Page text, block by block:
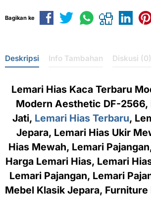
Bagikan ke
Deskripsi Info Tambahan Diskusi (0)
Lemari Hias Kaca Terbaru
Modern Aesthetic DF-2566,
Jati, Lemari Hias Terbaru,
Jepara, Lemari Hias Ukir
Hias Mewah, Lemari
Harga Lemari Hias, Lemari
Lemari Pajangan, Lemari
Mebel Klasik Jepara, Furniture